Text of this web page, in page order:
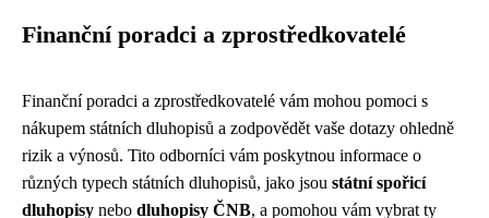
Finanční poradci a zprostředkovatelé
Finanční poradci a zprostředkovatelé vám mohou pomoci s
nákupem státních dluhopisů a zodpovědět vaše dotazy ohledně
rizik a výnosů. Tito odborníci vám poskytnou informace o
různých typech státních dluhopisů, jako jsou státní spořicí
dluhopisy nebo dluhopisy ČNB, a pomohou vám vybrat ty